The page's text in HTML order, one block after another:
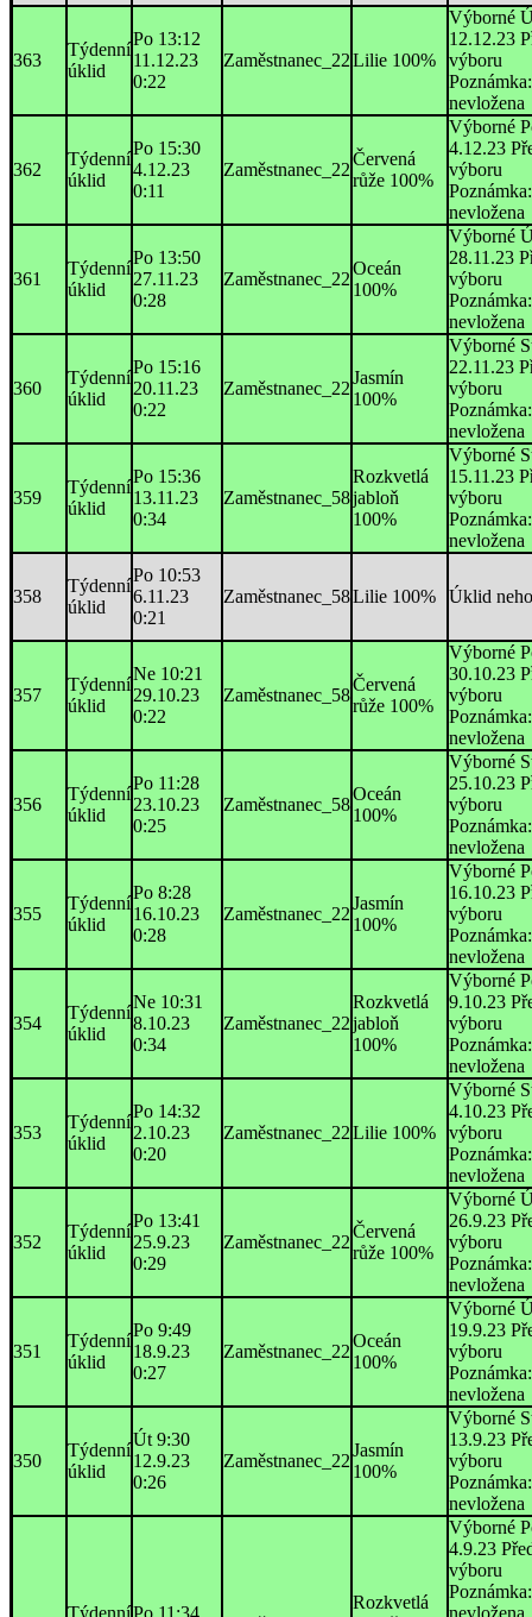
363
Týdenní
úklid
Po 13:12
11.12.23
0:22
Zaměstnanec_22Lilie 100%
Výborné
12.12.23
výboru
Poznámka:
nevložena
362
Týdenní
úklid
Po 15:30
4.12.23
0:11
Zaměstnanec_22
Červená
růže 100%
Výborné
4.12.23
výboru
Poznámka:
nevložena
361
Týdenní
úklid
Po 13:50
27.11.23
0:28
Zaměstnanec_22
Oceán
100%
Výborné
28.11.23
výboru
Poznámka:
nevložena
360
Týdenní
úklid
Po 15:16
20.11.23
0:22
Zaměstnanec_22
Jasmín
100%
Výborné
22.11.23
výboru
Poznámka:
nevložena
359
Týdenní
úklid
Po 15:36
13.11.23
0:34
Zaměstnanec_58
Rozkvetlá
jabloň
100%
Výborné
15.11.23
výboru
Poznámka:
nevložena
358
Týdenní
úklid
Po 10:53
6.11.23
0:21
Zaměstnanec_58Lilie 100% Úklid
357
Týdenní
úklid
Ne 10:21
29.10.23
0:22
Zaměstnanec_58
Červená
růže 100%
Výborné
30.10.23
výboru
Poznámka:
nevložena
356
Týdenní
úklid
Po 11:28
23.10.23
0:25
Zaměstnanec_58
Oceán
100%
Výborné
25.10.23
výboru
Poznámka:
nevložena
355
Týdenní
úklid
Po 8:28
16.10.23
0:28
Zaměstnanec_22
Jasmín
100%
Výborné
16.10.23
výboru
Poznámka:
nevložena
354
Týdenní
úklid
Ne 10:31
8.10.23
0:34
Zaměstnanec_22
Rozkvetlá
jabloň
100%
Výborné
9.10.23
výboru
Poznámka:
nevložena
353
Týdenní
úklid
Po 14:32
2.10.23
0:20
Zaměstnanec_22Lilie 100%
Výborné
4.10.23
výboru
Poznámka:
nevložena
352
Týdenní
úklid
Po 13:41
25.9.23
0:29
Zaměstnanec_22
Červená
růže 100%
Výborné
26.9.23
výboru
Poznámka:
nevložena
351
Týdenní
úklid
Po 9:49
18.9.23
0:27
Zaměstnanec_22
Oceán
100%
Výborné
19.9.23
výboru
Poznámka:
nevložena
350
Týdenní
úklid
Út 9:30
12.9.23
0:26
Zaměstnanec_22
Jasmín
100%
Výborné
13.9.23
výboru
Poznámka:
nevložena
TýdenníPo 11:34
Rozkvetlá
Výborné
4.9.23
výboru
Poznámka:
nevložena